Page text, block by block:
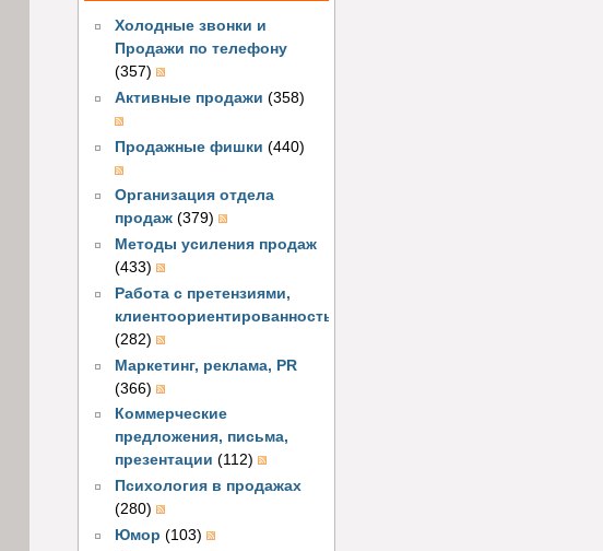
Холодные звонки и
Продажи по телефону
(357)
Активные продажи (358)
Продажные фишки (440)
Организация отдела
продаж (379)
Методы усиления продаж
(433)
Работа с претензиями,
клиентоориентированность
(282)
Маркетинг, реклама, PR
(366)
Коммерческие
предложения, письма,
презентации (112)
Психология в продажах
(280)
Юмор (103)